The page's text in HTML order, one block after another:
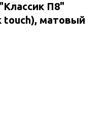
П8"
touch), матовый